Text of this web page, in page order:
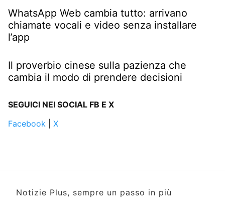
WhatsApp Web cambia tutto: arrivano
chiamate vocali e video senza installare
l’app
Il proverbio cinese sulla pazienza che
cambia il modo di prendere decisioni
SEGUICI NEI SOCIAL FB E X
Facebook
X
Notizie Plus, sempre un passo in più